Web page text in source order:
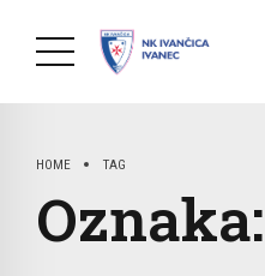
HOME TAG
Oznaka: